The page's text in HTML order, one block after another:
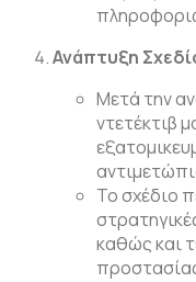
Ανάπτυξη
Μετά την
ντετέκτιβ
Το σχέδιο
καθώς και